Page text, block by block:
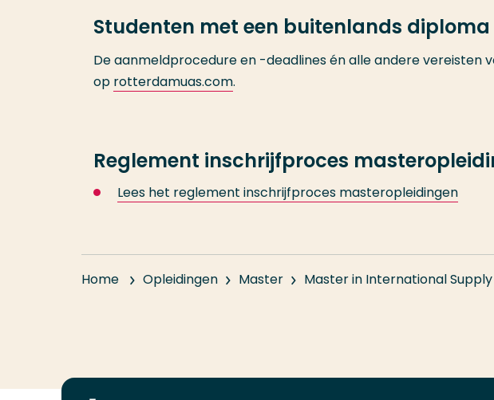
Studenten met een buitenlands diploma
De aanmeldprocedure en -deadlines én alle andere vereisten
op rotterdamuas.com.
Reglement inschrijfproces
Lees het reglement inschrijfproces masteropleidingen
Home Opleidingen Master Master in International